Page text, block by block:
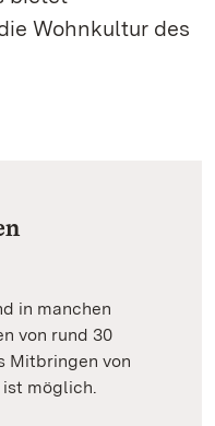
Wohnkultur des
in manchen
von rund 30
Mitbringen von
ist möglich.